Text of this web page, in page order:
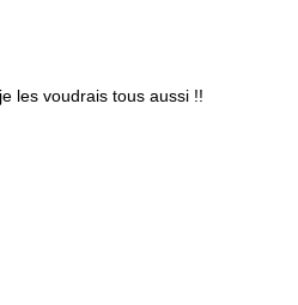
les voudrais tous aussi !!